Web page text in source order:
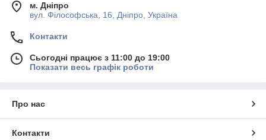
м. Дніпро
вул. Філософська, 16, Дніпро, Україна
Контакти
Сьогодні працює з 11:00 до 19:00
Показати весь графік роботи
Про нас
Контакти